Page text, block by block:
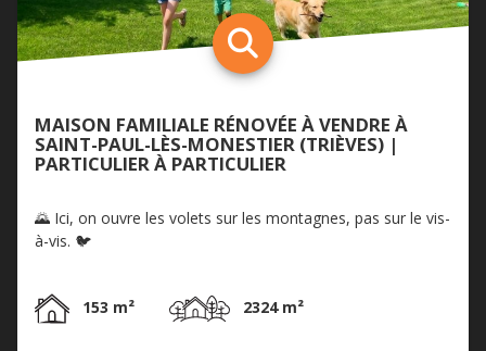
MAISON FAMILIALE RÉNOVÉE À VENDRE À
SAINT-PAUL-LÈS-MONESTIER (TRIÈVES) |
PARTICULIER À PARTICULIER
🌄 Ici, on ouvre les volets sur les montagnes, pas sur le vis-
à-vis. 🐦
153 m² 2324 m²